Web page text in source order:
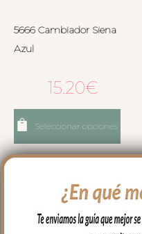
5666 Cambiador Siena
Azul
15.20€
Seleccionar opciones